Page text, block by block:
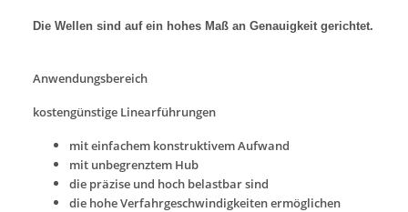
Die Wellen sind auf ein hohes Maß an Genauigkeit gerichtet.
Anwendungsbereich
kostengünstige Linearführungen
mit einfachem konstruktivem Aufwand
mit unbegrenztem Hub
die präzise und hoch belastbar sind
die hohe Verfahrgeschwindigkeiten ermöglichen